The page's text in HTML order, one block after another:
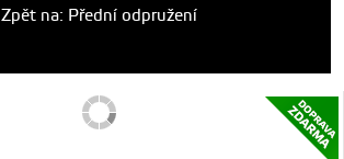
Zpět na: Přední odpružení